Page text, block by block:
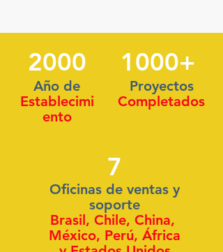
2000
Año de
Establecimi
ento
1000+
Proyectos
​Completados
7
Oficinas de ventas y
soporte
Brasil, Chile, China,
México, Perú, África